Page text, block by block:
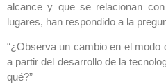
alcance y que se relacionan
lugares, han respondido a la
“¿Observa un cambio en el
a partir del desarrollo de la
qué?”